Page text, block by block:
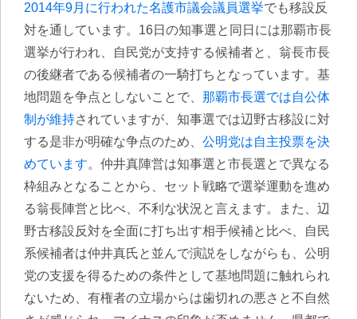
2014年9月に行われた名護市議会議員選挙でも移設反
対を通しています。16日の知事選と同日には那覇市長
選挙が行われ、自民党が支持する候補者と、翁長市長
の後継者である候補者の一騎打ちとなっています。基
地問題を争点としないことで、 那覇市長選では自公体
制が維持されていますが、知事選では辺野古移設に対
する是非が明確な争点のため、 公明党は自主投票を決
めています。仲井真陣営は知事選と市長選とで異なる
枠組みとなることから、セット戦略で選挙運動を進め
る翁長陣営と比べ、不利な状況と言えます。また、辺
野古移設反対を全面に打ち出す相手候補と比べ、自民
系候補者は仲井真氏と並んで演説をしながらも、公明
党の支援を得るための条件として基地問題に触れられ
ないため、有権者の立場からは歯切れの悪さと不自然